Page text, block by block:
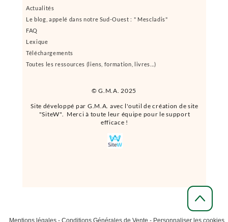
© G.M.A. 2025
Site développé par G.M.A. avec l'outil de création de site
"SiteW". Merci à toute leur équipe pour le support
efficace !
Actualités
Le blog, appelé dans notre Sud-Ouest : " Mescladis"
FAQ
Lexique
Téléchargements
Toutes les ressources (liens, formation, livres...)
Mentions légales- Conditions Générales de Vente - Personnaliser les cookies